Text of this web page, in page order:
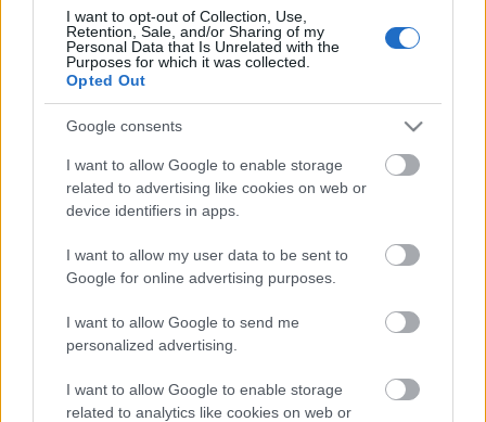
I want to opt-out of Collection, Use,
Retention, Sale, and/or Sharing of my
Personal Data that Is Unrelated with the
Purposes for which it was collected.
Opted Out
Google consents
I want to allow Google to enable storage
related to advertising like cookies on web or
device identifiers in apps.
I want to allow my user data to be sent to
Google for online advertising purposes.
I want to allow Google to send me
personalized advertising.
I want to allow Google to enable storage
related to analytics like cookies on web or